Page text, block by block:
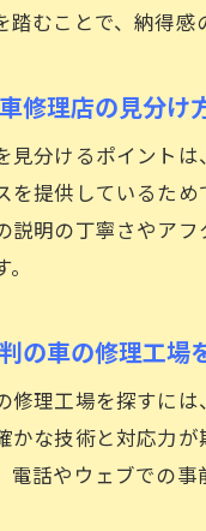
むことで、納得感
修理店の見分け
見分けるポイント
を提供しているた
説明の丁寧さやア
の車の修理工場
修理工場を探すに
かな技術と対応力
電話やウェブでの